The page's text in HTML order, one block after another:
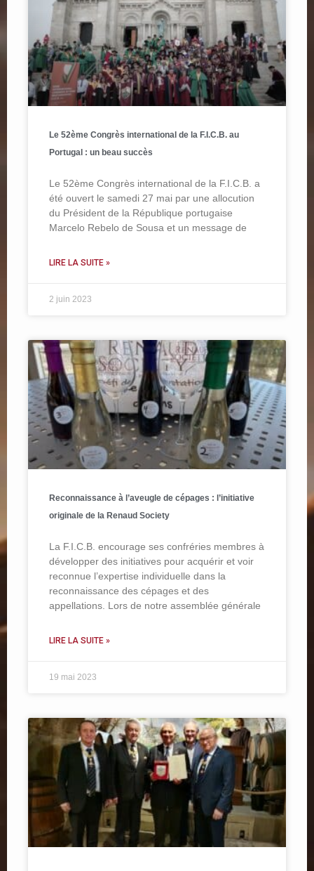
Le 52ème Congrès international de la F.I.C.B. au
Portugal : un beau succès
Le 52ème Congrès international de la F.I.C.B. a
été ouvert le samedi 27 mai par une allocution
du Président de la République portugaise
Marcelo Rebelo de Sousa et un message de
LIRE LA SUITE »
2 juin 2023
Reconnaissance à l’aveugle de cépages : l’initiative
originale de la Renaud Society
La F.I.C.B. encourage ses confréries membres à
développer des initiatives pour acquérir et voir
reconnue l’expertise individuelle dans la
reconnaissance des cépages et des
appellations. Lors de notre assemblée générale
LIRE LA SUITE »
19 mai 2023